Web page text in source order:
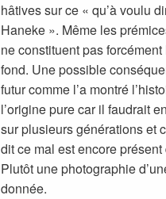
hâtives sur ce « qu’à voulu
Haneke ». Même les
ne constituent pas
fond. Une possible
futur comme l’a montré
l’origine pure car il faudrait
sur plusieurs générations et
dit ce mal est encore
Plutôt une photographie
donnée.